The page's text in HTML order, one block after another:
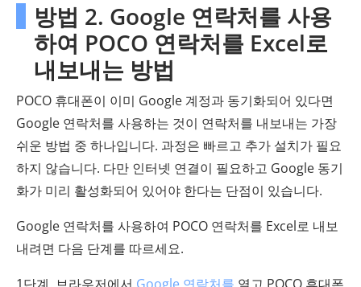
방법 2. Google 연락처를 사용
하여 POCO 연락처를 Excel로
내보내는 방법
POCO 휴대폰이 이미 Google 계정과 동기화되어 있다면
Google 연락처를 사용하는 것이 연락처를 내보내는 가장
쉬운 방법 중 하나입니다. 과정은 빠르고 추가 설치가 필요
하지 않습니다. 다만 인터넷 연결이 필요하고 Google 동기
화가 미리 활성화되어 있어야 한다는 단점이 있습니다.
Google 연락처를 사용하여 POCO 연락처를 Excel로 내보
내려면 다음 단계를 따르세요.